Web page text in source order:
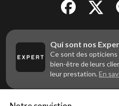
Qui sont nos
Ce sont des
bien-être de leurs
leur prestation. En